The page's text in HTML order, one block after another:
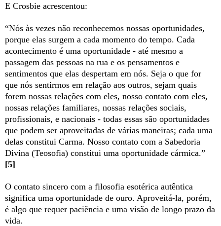
E Crosbie acrescentou:
“Nós às vezes não reconhecemos nossas oportunidades,
porque elas surgem a cada momento do tempo. Cada
acontecimento é uma oportunidade - até mesmo a
passagem das pessoas na rua e os pensamentos e
sentimentos que elas despertam em nós. Seja o que for
que nós sentirmos em relação aos outros, sejam quais
forem nossas relações com eles, nosso contato com eles,
nossas relações familiares, nossas relações sociais,
profissionais, e nacionais - todas essas são oportunidades
que podem ser aproveitadas de várias maneiras; cada uma
delas constitui Carma. Nosso contato com a Sabedoria
Divina (Teosofia) constitui uma oportunidade cármica.”
[5]
O contato sincero com a filosofia esotérica autêntica
significa uma oportunidade de ouro. Aproveitá-la, porém,
é algo que requer paciência e uma visão de longo prazo da
vida.